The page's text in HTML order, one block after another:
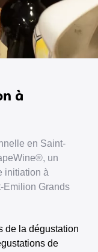
à
en Saint-
un
initiation à
Emilion Grands
de la dégustation